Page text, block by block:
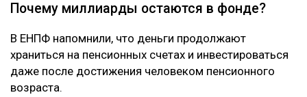
Почему миллиарды остаются в фонде?
В ЕНПФ напомнили, что деньги продолжают
храниться на пенсионных счетах и инвестироваться
даже после достижения человеком пенсионного
возраста.